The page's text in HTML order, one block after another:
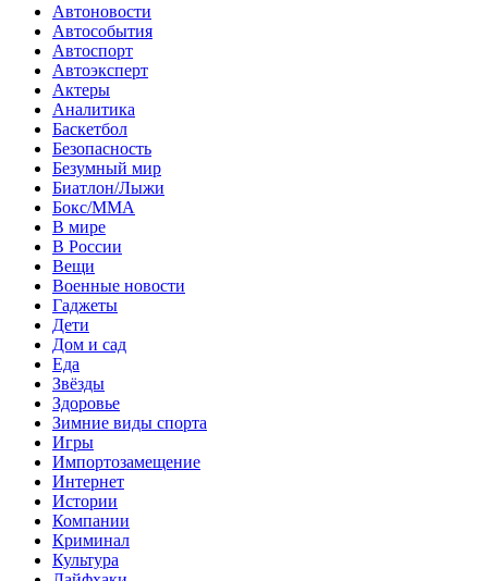
Автоновости
Автособытия
Автоспорт
Автоэксперт
Актеры
Аналитика
Баскетбол
Безопасность
Безумный мир
Биатлон/Лыжи
Бокс/MMA
В мире
В России
Вещи
Военные новости
Гаджеты
Дети
Дом и сад
Еда
Звёзды
Здоровье
Зимние виды спорта
Игры
Импортозамещение
Интернет
Истории
Компании
Криминал
Культура